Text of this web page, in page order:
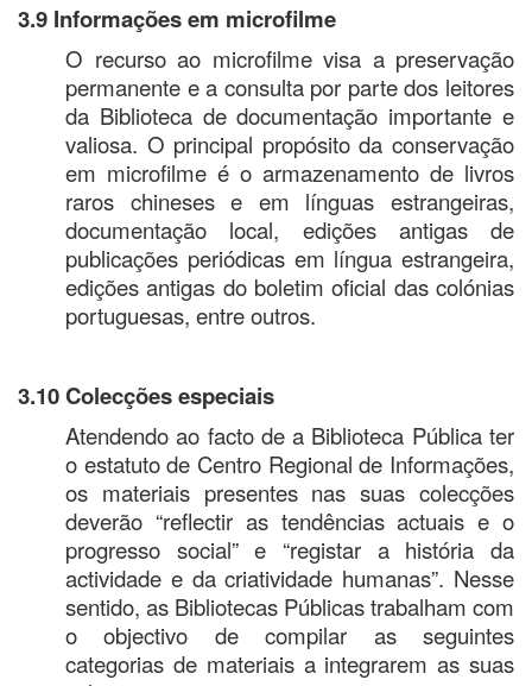
3.9 Informações em microfilme
O recurso ao microfilme visa a preservação
permanente e a consulta por parte dos leitores
da Biblioteca de documentação importante e
valiosa. O principal propósito da conservação
em microfilme é o armazenamento de livros
raros chineses e em línguas estrangeiras,
documentação local, edições antigas de
publicações periódicas em língua estrangeira,
edições antigas do boletim oficial das colónias
portuguesas, entre outros.
3.10 Colecções especiais
Atendendo ao facto de a Biblioteca Pública ter
o estatuto de Centro Regional de Informações,
os materiais presentes nas suas colecções
deverão “reflectir as tendências actuais e o
progresso social” e “registar a história da
actividade e da criatividade humanas”. Nesse
sentido, as Bibliotecas Públicas trabalham com
o objectivo de compilar as seguintes
categorias de materiais a integrarem as suas